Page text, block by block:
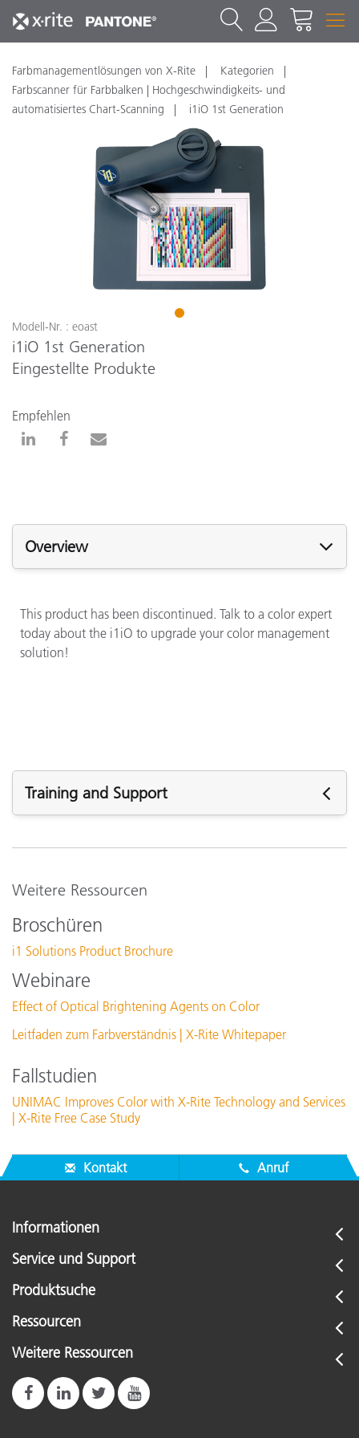
Farbmanagementlösungen von X-Rite
Kategorien
Farbscanner für Farbbalken | Hochgeschwindigkeits- und
automatisiertes Chart-Scanning
i1iO 1st Generation
1
Modell-Nr. : eoast
i1iO 1st Generation
Eingestellte Produkte
Empfehlen
Overview
This product has been discontinued. Talk to a color expert
today about the i1iO to upgrade your color management
solution!
Training and Support
Weitere Ressourcen
Broschüren
i1 Solutions Product Brochure
Webinare
Effect of Optical Brightening Agents on Color
Leitfaden zum Farbverständnis | X-Rite Whitepaper
Fallstudien
UNIMAC Improves Color with X-Rite Technology and Services
| X-Rite Free Case Study
Kontakt Anruf
Informationen
Service und Support
Produktsuche
Ressourcen
Weitere Ressourcen